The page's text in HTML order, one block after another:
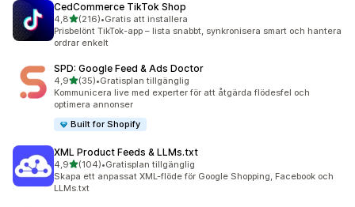
CedCommerce TikTok Shop
4,8av 5 stjärnor
(216)
216 recensioner totalt
•Gratis att installera
Prisbelönt TikTok-app – lista snabbt, synkronisera smart och hantera
ordrar enkelt
SPD: Google Feed & Ads Doctor
4,9av 5 stjärnor
(35)
35 recensioner totalt
•Gratisplan tillgänglig
Kommunicera live med experter för att åtgärda flödesfel och
optimera annonser
Built for Shopify
XML Product Feeds & LLMs.txt
4,9av 5 stjärnor
(104)
104 recensioner totalt
•Gratisplan tillgänglig
Skapa ett anpassat XML-flöde för Google Shopping, Facebook och
LLMs.txt